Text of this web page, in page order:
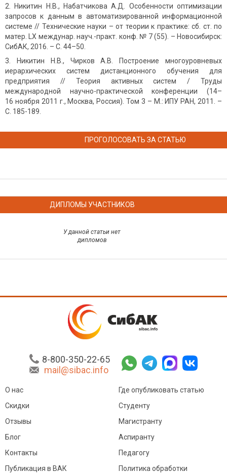
Никитин Н.В., Набатчикова А.Д. Особенности оптимизации
запросов к данным в автоматизированной информационной
системе // Технические науки – от теории к практике: сб. ст. по
матер. LX междунар. науч.-практ. конф. № 7 (55). – Новосибирск:
СибАК, 2016. – С. 44–50.
Никитин Н.В., Чирков А.В. Построение многоуровневых
иерархических систем дистанционного обучения для
предприятия // Теория активных систем / Труды
международной научно-практической конференции (14–
16 ноября 2011 г., Москва, Россия). Том 3 – М.: ИПУ РАН, 2011. –
С. 185-189.
ПРОГОЛОСОВАТЬ ЗА СТАТЬЮ
ДИПЛОМЫ УЧАСТНИКОВ
У данной статьи нет
дипломов
8-800-350-22-65
mail@sibac.info
О нас
Скидки
Отзывы
Блог
Контакты
Где опубликовать статью
Студенту
Магистранту
Аспиранту
Педагогу
Публикация в ВАК
Политика обработки